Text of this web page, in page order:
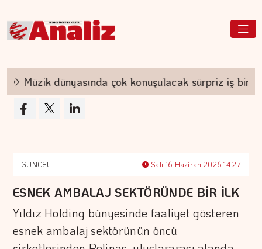
Müzik dünyasında çok konuşulacak sürpriz iş birliği
GÜNCEL Salı 16 Haziran 2026 14:27
ESNEK AMBALAJ SEKTÖRÜNDE BİR İLK
Yıldız Holding bünyesinde faaliyet gösteren
esnek ambalaj sektörünün öncü